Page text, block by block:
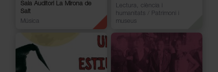
Sala Auditori La Mirona de
Salt
Música
Lectura, ciència i
humanitats
Patrimoni i
museus